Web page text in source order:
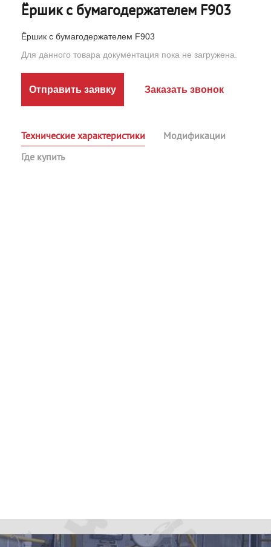
Ёршик с бумагодержателем F903
Ёршик с бумагодержателем F903
Для данного товара документация пока не загружена.
Отправить заявку Заказать звонок
Технические характеристики
Модификации
Где купить